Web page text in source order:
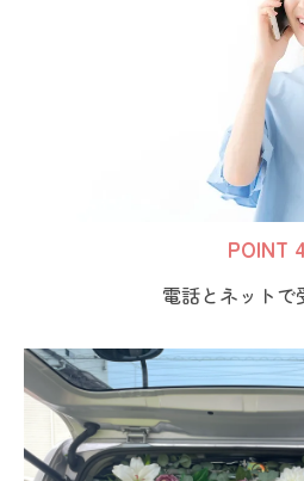
POINT 4
電話とネットで